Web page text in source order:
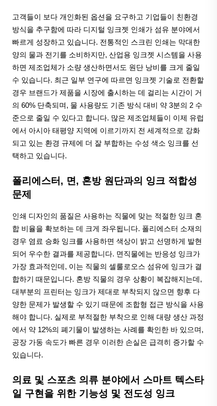
고객들이 보다 개인화된 옵션을 요구하고 기업들이 친환경
방식을 추구함에 따라 디지털 잉크젯 인쇄가 섬유 분야에서
빠르게 성장하고 있습니다. 전통적인 스크린 인쇄는 막대한
양의 물과 전기를 소비하지만, 산업용 잉크젯 시스템을 사용
하면 제조업체가 소량 생산하면서도 원단 낭비를 크게 줄일
수 있습니다. 최근 일부 연구에 따르면 잉크젯 기술로 전환할
경우 브랜드가 제품을 시장에 출시하는 데 걸리는 시간이 거
의 60% 단축되며, 물 사용량도 기존 방식 대비 약 3분의 2 수
준으로 줄일 수 있다고 합니다. 많은 제조업체들이 이제 유럽
에서 아시아 태평양 지역에 이르기까지 전 세계적으로 강화
되고 있는 환경 규제에 더 잘 부합하는 수성 색소 잉크를 선
택하고 있습니다.
폴리에스터, 면, 혼방 원단과의 잉크 적합성
문제
인쇄 디자인의 품질은 사용하는 직물에 맞는 적절한 잉크 혼
합 비율을 확보하는 데 크게 좌우됩니다. 폴리에스터 소재의
경우 염료 승화 잉크를 사용하면 색상이 밝고 선명하게 발현
되어 우수한 결과를 제공합니다. 면직물에는 반응성 잉크가
가장 효과적인데, 이는 직물의 셀룰로오스 섬유에 잉크가 결
합하기 때문입니다. 혼방 직물의 경우 상황이 복잡해지는데,
대부분의 프린터는 잉크가 제대로 부착되지 않으면 향후 다
양한 문제가 발생할 수 있기 때문에 조합형 접근 방식을 사용
해야 합니다. 실제로 부적절한 부착으로 인해 대량 생산 과정
에서 약 12%의 폐기물이 발생하는 사례를 확인한 바 있으며,
공장 가동 속도가 빠른 경우 이러한 손실은 급격히 증가할 수
있습니다.
의료 및 스포츠 의류 분야에서 스마트 텍스타
일 구현을 위한 기능성 및 전도성 잉크